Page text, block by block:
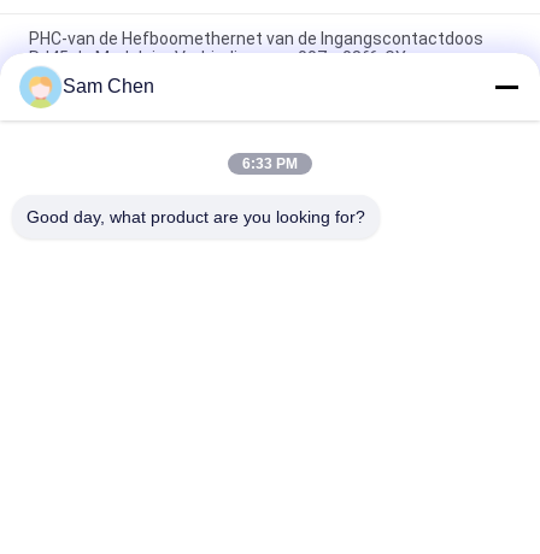
PHC-van de Hefboomethernet van de Ingangscontactdoos
RJ45 de Modulaire Verbinding rms-007c-08f6-GY
Magnetische RJ45 Ethernet Jack RMA-392G-160F13-22 2 x 8
Haven PBT
RJ45-de Enige Haven van de Netwerkhaven 8P8C Netwerk van
Sam Chen
6:33 PM
Good day, what product are you looking for?